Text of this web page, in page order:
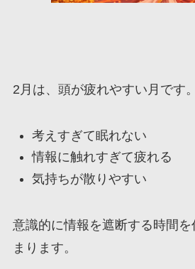
2月は、頭が疲れやすい月です。
考えすぎて眠れない
情報に触れすぎて疲れる
気持ちが散りやすい
意識的に情報を遮断する時間
まります。